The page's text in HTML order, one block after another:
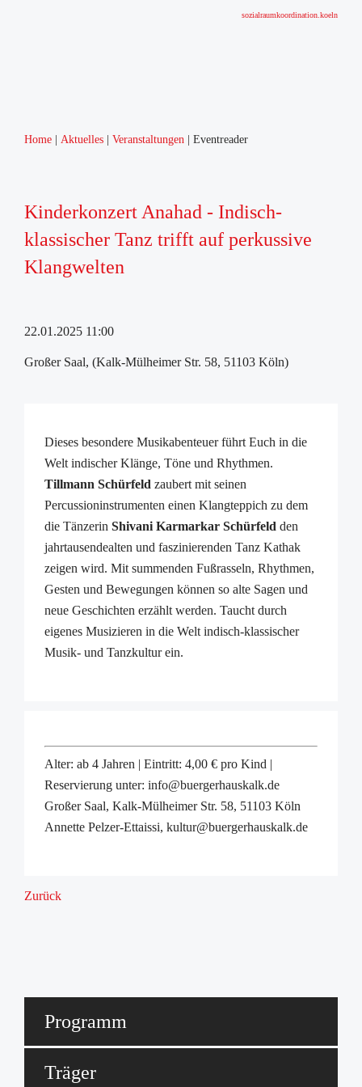
sozialraumkoordination.koeln
Home Aktuelles Veranstaltungen Eventreader
Kinderkonzert Anahad - Indisch-
klassischer Tanz trifft auf perkussive
Klangwelten
22.01.2025 11:00
Großer Saal, (Kalk-Mülheimer Str. 58, 51103 Köln)
Dieses besondere Musikabenteuer führt Euch in die
Welt indischer Klänge, Töne und Rhythmen.
Tillmann Schürfeld zaubert mit seinen
Percussioninstrumenten einen Klangteppich zu dem
die Tänzerin Shivani Karmarkar Schürfeld den
jahrtausendealten und faszinierenden Tanz Kathak
zeigen wird. Mit summenden Fußrasseln, Rhythmen,
Gesten und Bewegungen können so alte Sagen und
neue Geschichten erzählt werden. Taucht durch
eigenes Musizieren in die Welt indisch-klassischer
Musik- und Tanzkultur ein.
Alter: ab 4 Jahren | Eintritt: 4,00 € pro Kind |
Reservierung unter: info@buergerhauskalk.de
Großer Saal, Kalk-Mülheimer Str. 58, 51103 Köln
Annette Pelzer-Ettaissi, kultur@buergerhauskalk.de
Zurück
Programm
Träger